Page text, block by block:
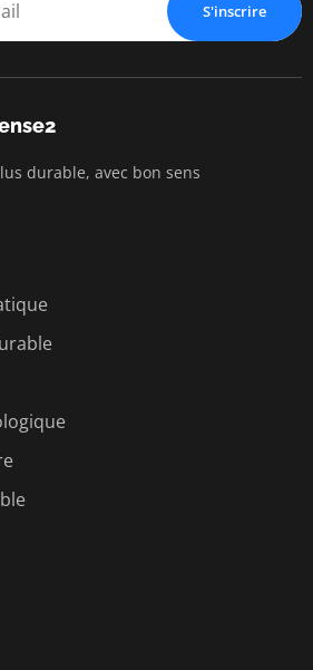
S'inscrire
durable, avec bon sens